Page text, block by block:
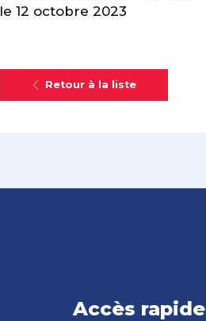
le 12 octobre 2023
Retour à la liste
Accès rapide